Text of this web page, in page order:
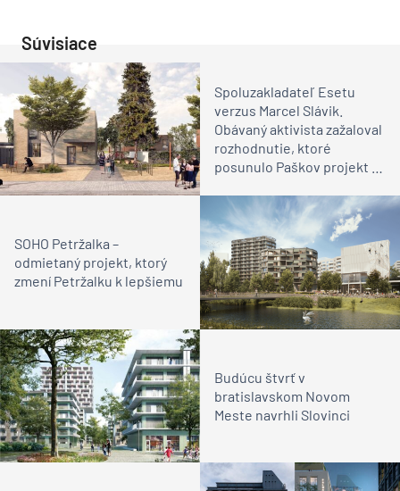
Súvisiace
Spoluzakladateľ Esetu
verzus Marcel Slávik.
Obávaný aktivista zažaloval
rozhodnutie, ktoré
posunulo Paškov projekt v
SOHO Petržalka –
odmietaný projekt, ktorý
zmení Petržalku k lepšiemu
Budúcu štvrť v
bratislavskom Novom
Meste navrhli Slovinci